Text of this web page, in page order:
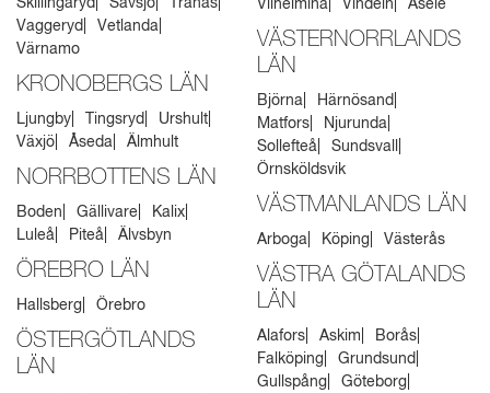
Skillingaryd
Sävsjö
Tranås
Vaggeryd
Vetlanda
Värnamo
KRONOBERGS LÄN
Ljungby Tingsryd
Urshult
Växjö
Åseda Älmhult
NORRBOTTENS LÄN
Boden Gällivare
Kalix
Luleå
Piteå Älvsbyn
ÖREBRO LÄN
Hallsberg Örebro
ÖSTERGÖTLANDS
LÄN
Vilhelmina
Vindeln Åsele
VÄSTERNORRLANDS
LÄN
Björna
Härnösand
Matfors
Njurunda
Sollefteå
Sundsvall
Örnsköldsvik
VÄSTMANLANDS LÄN
Arboga Köping Västerås
VÄSTRA GÖTALANDS
LÄN
Alafors Askim
Borås
Falköping
Grundsund
Gullspång
Göteborg